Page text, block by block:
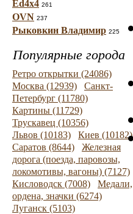
Ed4x4 261
OVN 237
Рыковкин Владимир 225
Популярные города
Ретро открытки (24086)
Москва (12939)
Санкт-
Петербург (11780)
Картины (11729)
Трускавец (10356)
Львов (10183)
Киев (10182)
Саратов (8644)
Железная
дорога (поезда, паровозы,
локомотивы, вагоны) (7127)
Кисловодск (7008)
Медали,
ордена, значки (6274)
Луганск (5103)